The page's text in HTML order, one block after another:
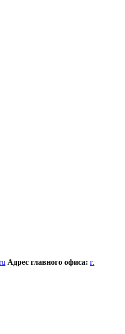
Адрес главного офиса: г.